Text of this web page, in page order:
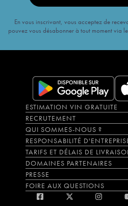
En vous inscrivant, vous acceptez de
pouvez vous désabonner à tout moment via
ESTIMATION VIN GRATUITE
RECRUTEMENT
QUI SOMMES-NOUS ?
RESPONSABILITÉ
TARIFS ET DÉLAIS DE
DOMAINES PARTENAIRES
PRESSE
FOIRE AUX QUESTIONS